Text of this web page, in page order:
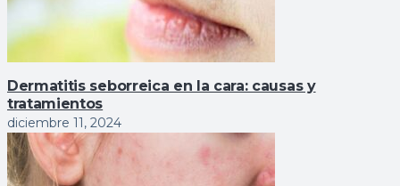
Dermatitis seborreica en la cara: causas y
tratamientos
diciembre 11, 2024